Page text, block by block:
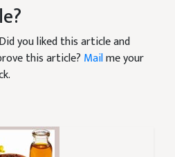
you liked this article and
this article? Mailme your